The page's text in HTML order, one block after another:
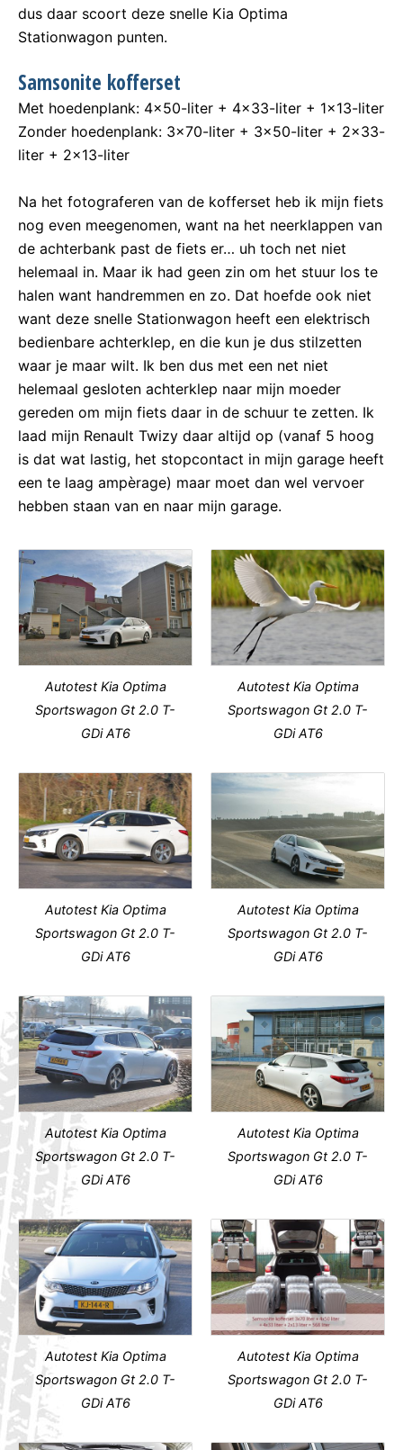
dus daar scoort deze snelle Kia Optima
Stationwagon punten.
Samsonite kofferset
Met hoedenplank: 4×50-liter + 4×33-liter + 1×13-liter
Zonder hoedenplank: 3×70-liter + 3×50-liter + 2×33-
liter + 2×13-liter
Na het fotograferen van de kofferset heb ik mijn fiets
nog even meegenomen, want na het neerklappen van
de achterbank past de fiets er… uh toch net niet
helemaal in. Maar ik had geen zin om het stuur los te
halen want handremmen en zo. Dat hoefde ook niet
want deze snelle Stationwagon heeft een elektrisch
bedienbare achterklep, en die kun je dus stilzetten
waar je maar wilt. Ik ben dus met een net niet
helemaal gesloten achterklep naar mijn moeder
gereden om mijn fiets daar in de schuur te zetten. Ik
laad mijn Renault Twizy daar altijd op (vanaf 5 hoog
is dat wat lastig, het stopcontact in mijn garage heeft
een te laag ampèrage) maar moet dan wel vervoer
hebben staan van en naar mijn garage.
Autotest Kia Optima
Sportswagon Gt 2.0 T-
GDi AT6
Autotest Kia Optima
Sportswagon Gt 2.0 T-
GDi AT6
Autotest Kia Optima
Sportswagon Gt 2.0 T-
GDi AT6
Autotest Kia Optima
Sportswagon Gt 2.0 T-
GDi AT6
Autotest Kia Optima
Sportswagon Gt 2.0 T-
GDi AT6
Autotest Kia Optima
Sportswagon Gt 2.0 T-
GDi AT6
Autotest Kia Optima
Sportswagon Gt 2.0 T-
GDi AT6
Autotest Kia Optima
Sportswagon Gt 2.0 T-
GDi AT6